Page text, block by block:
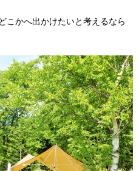
こかへ出かけたいと考えるなら